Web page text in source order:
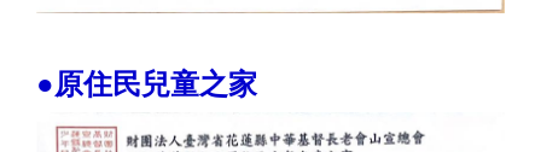
●原住民兒童之家